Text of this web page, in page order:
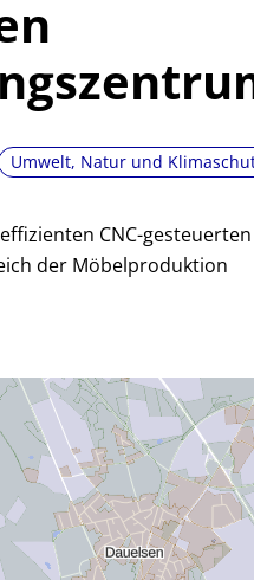
Umwelt, Natur und
CNC-
der Möbelproduktion